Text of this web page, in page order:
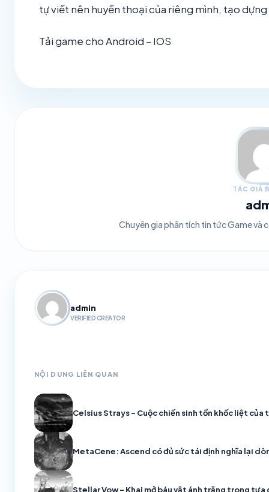
tự viết nên huyền thoại của riêng mình, tạo
Tải game cho Android – IOS
TÁC GIẢ
Chuyên gia phân tích tin tức Game và
admin
VERIFIED CREATOR
NỘI DUNG LIÊN QUAN
Celsius Strays – Cuộc chiến sinh tồn khốc liệt của
MetaCene: Ascend có đủ sức tái định nghĩa lại
Stellar Vow – Khai mở báu vật ánh trăng trong tựa